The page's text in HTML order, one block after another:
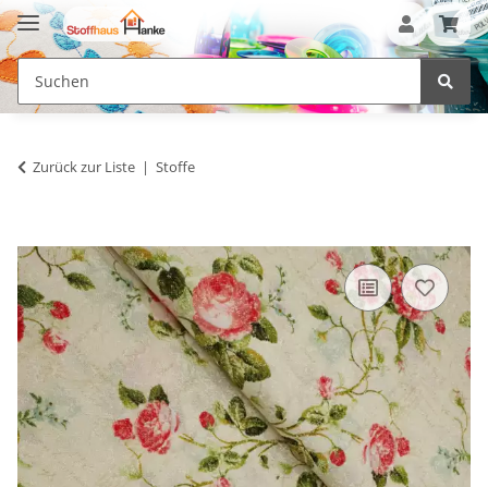
Zurück zur Liste Stoffe